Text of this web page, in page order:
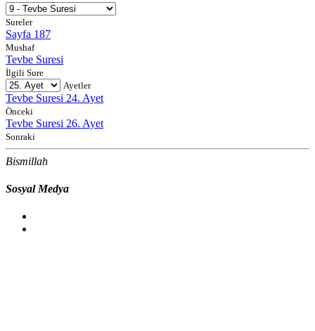
Sureler
Sayfa 187
Mushaf
Tevbe Suresi
İlgili Sure
Ayetler
Tevbe Suresi 24. Ayet
Önceki
Tevbe Suresi 26. Ayet
Sonraki
Bismillah
Sosyal Medya